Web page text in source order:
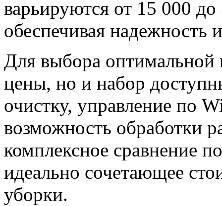
варьируются от 15 000
обеспечивая надежность
Для выбора оптимальной
цены, но и набор
очистку, управление по
возможность обработки
комплексное сравнение
идеально сочетающее
уборки.